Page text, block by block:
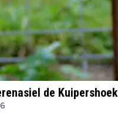
de Kuipershoek